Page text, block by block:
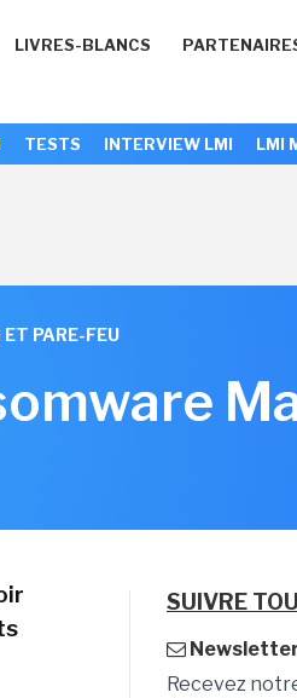
LIVRES-BLANCS
TESTS INTERVIEW LMI LMI
PARE-FEU
SUIVRE
Recevez